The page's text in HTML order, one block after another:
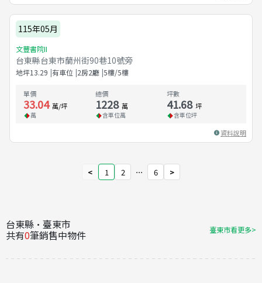
115年05月
文豐書院II
台東縣台東市蘭州街90巷10號旁
地坪13.29 有車位 2房2廳 5樓/5樓
單價
33.04 萬/坪
萬
總價
1228 萬
含車位萬
坪數
41.68 坪
含車位坪
資料說明
< 1 2 ⋯ 6 >
台東縣·臺東市
共有0筆銷售中物件 臺東市看更多>